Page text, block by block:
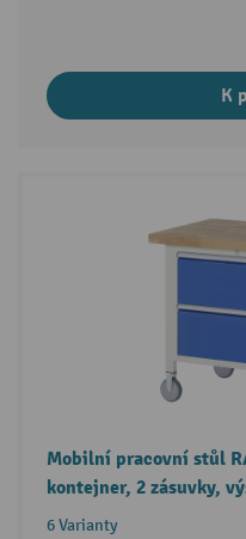
K
Mobilní pracovní stůl
kontejner, 2 zásuvky,
6 Varianty